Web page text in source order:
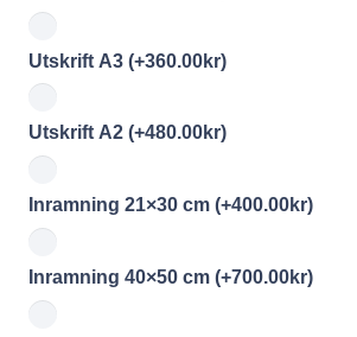
Utskrift A3 (+360.00kr)
Utskrift A2 (+480.00kr)
Inramning 21×30 cm (+400.00kr)
Inramning 40×50 cm (+700.00kr)